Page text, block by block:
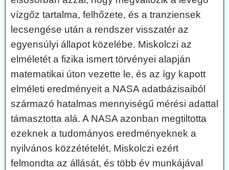
vízgőz tartalma, felhőzete, és a tranziensek
lecsengése után a rendszer visszatér az
egyensúlyi állapot közelébe. Miskolczi az
elméletét a fizika ismert törvényei alapján
matematikai úton vezette le, és az így kapott
elméleti eredményeit a NASA adatbázisaiból
származó hatalmas mennyiségű mérési adattal
támasztotta alá. A NASA azonban megtiltotta
ezeknek a tudományos eredményeknek a
nyilvános közzétételét, Miskolczi ezért
felmondta az állását, és több év munkájával